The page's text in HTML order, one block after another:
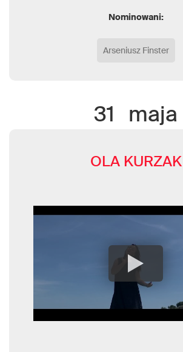
Nominowani:
Arseniusz Finster
31 maja
OLA KURZAK